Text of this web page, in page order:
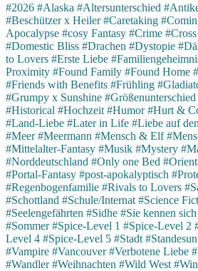
#2026 #Alaska #Altersunterschied
#Beschützer x Heiler #Caretaking
Apocalypse #cosy Fantasy #Crime
#Domestic Bliss #Drachen #Dystopie
to Lovers #Erste Liebe
Proximity #Found Family #Found Home
#Friends with Benefits #Frühling
#Grumpy x Sunshine #Größenunterschied
#Historical #Hochzeit #Humor #Hurt &
#Land-Liebe #Later in Life #Liebe auf
#Meer #Meermann #Mensch & Elf
#Mittelalter-Fantasy #Musik #Mystery
#Norddeutschland #Only one Bed
#Portal-Fantasy #post-apokalyptisch
#Regenbogenfamilie #Rivals to Lovers
#Schottland #Schule/Internat #Science
#Seelengefährten #Sidhe #Sie kennen
#Sommer #Spice-Level 1 #Spice-Level 2
Level 4 #Spice-Level 5 #Stadt
#Vampire #Vancouver #Verbotene Liebe
#Wandler #Weihnachten #Wild West